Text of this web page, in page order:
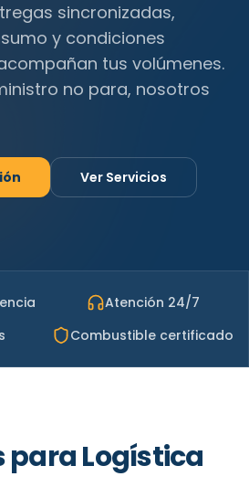
sincronizadas,
y condiciones
tus volúmenes.
no para, nosotros
Ver Servicios
Atención 24/7
Combustible certificado
paraLogística